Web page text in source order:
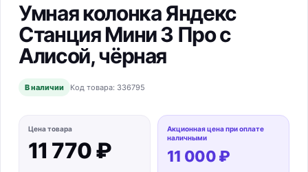
Умная колонка Яндекс
Станция Мини 3 Про с
Алисой, чёрная
В наличии Код товара: 336795
Цена товара
11 770 ₽
Акционная цена при оплате
наличными
11 000 ₽